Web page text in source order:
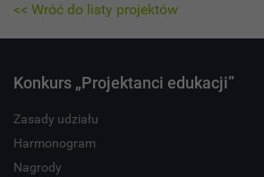
<< Wróć do listy projektów
Konkurs „Projektanci edukacji”
Zasady udziału
Harmonogram
Nagrody